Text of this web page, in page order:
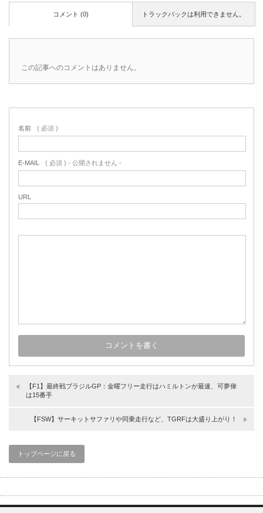
トラックバックは利用できません。
コメント (0)
この記事へのコメントはありません。
名前 ( 必須 )
E-MAIL ( 必須 ) - 公開されません -
URL
【F1】最終戦ブラジルGP：金曜フリー走行はハミルトンが最速、可夢偉
は15番手
【FSW】サーキットサファリや同乗走行など、TGRFは大盛り上がり！
トップページに戻る